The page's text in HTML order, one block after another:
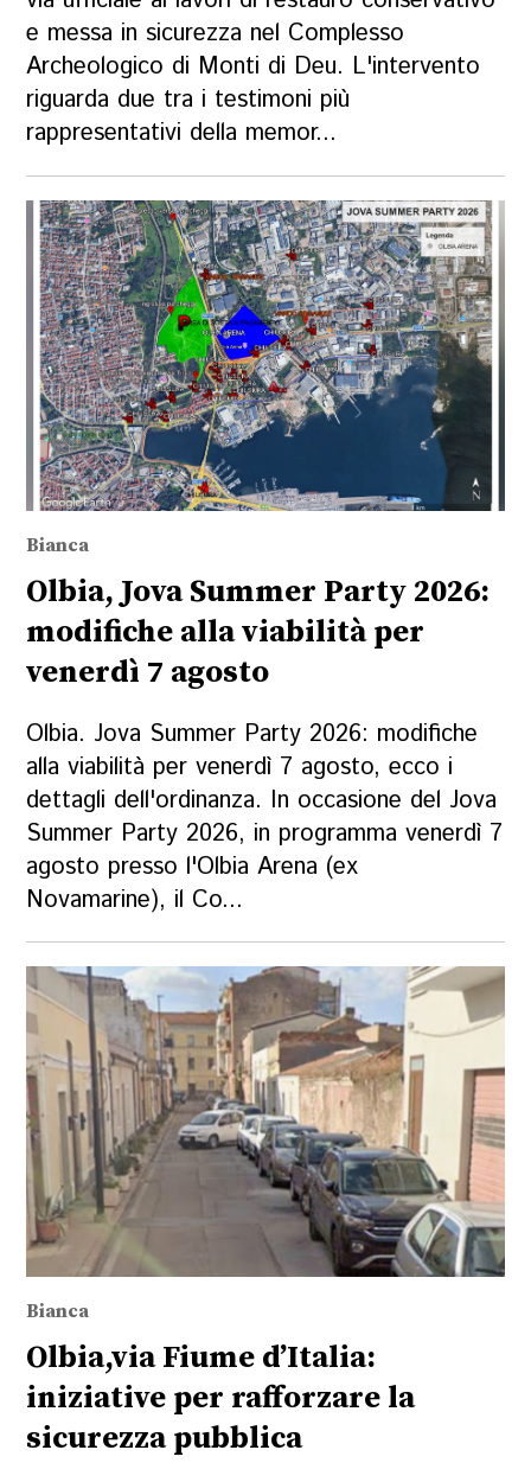
e messa in sicurezza nel Complesso
Archeologico di Monti di Deu. L'intervento
riguarda due tra i testimoni più
rappresentativi della memor...
Bianca
Olbia, Jova Summer Party 2026:
modifiche alla viabilità per
venerdì 7 agosto
Olbia. Jova Summer Party 2026: modifiche
alla viabilità per venerdì 7 agosto, ecco i
dettagli dell'ordinanza. In occasione del Jova
Summer Party 2026, in programma venerdì 7
agosto presso l'Olbia Arena (ex
Novamarine), il Co...
Bianca
Olbia,via Fiume d’Italia:
iniziative per rafforzare la
sicurezza pubblica